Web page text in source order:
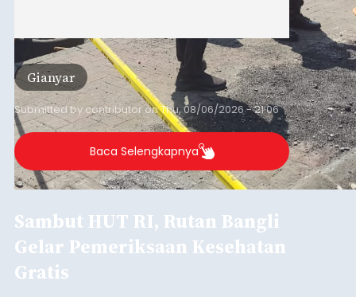
Gianyar
Submitted by contributoronThu, 08/06/2026 - 21:06
Baca Selengkapnya
Sambut HUT RI, Rutan Bangli
Gelar Pemeriksaan Kesehatan
Gratis